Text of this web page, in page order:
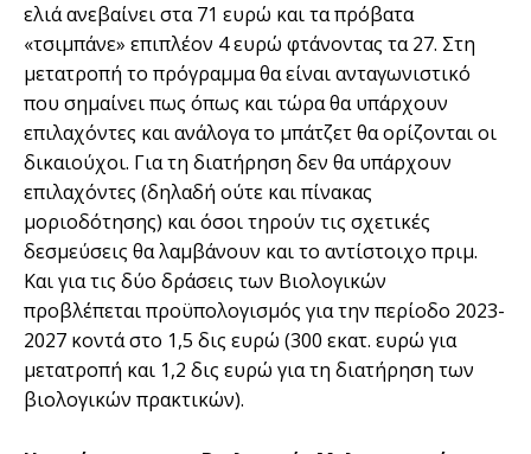
ελιά ανεβαίνει στα 71 ευρώ και τα πρόβατα
«τσιµπάνε» επιπλέον 4 ευρώ φτάνοντας τα 27. Στη
µετατροπή το πρόγραµµα θα είναι ανταγωνιστικό
που σηµαίνει πως όπως και τώρα θα υπάρχουν
επιλαχόντες και ανάλογα το µπάτζετ θα ορίζονται οι
δικαιούχοι. Για τη διατήρηση δεν θα υπάρχουν
επιλαχόντες (δηλαδή ούτε και πίνακας
µοριοδότησης) και όσοι τηρούν τις σχετικές
δεσµεύσεις θα λαµβάνουν και το αντίστοιχο πριµ.
Και για τις δύο δράσεις των Βιολογικών
προβλέπεται προϋπολογισµός για την περίοδο 2023-
2027 κοντά στο 1,5 δις ευρώ (300 εκατ. ευρώ για
µετατροπή και 1,2 δις ευρώ για τη διατήρηση των
βιολογικών πρακτικών).